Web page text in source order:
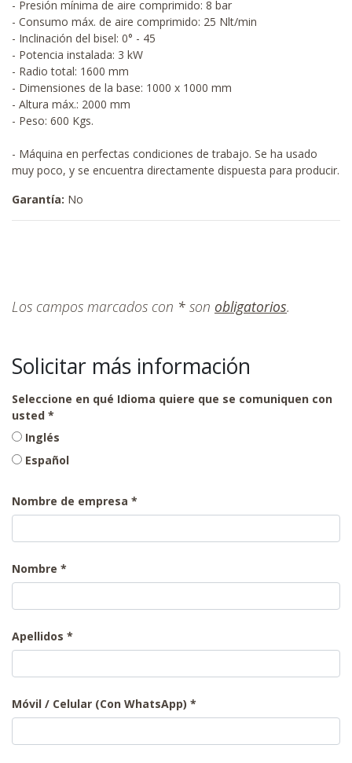
- Presión mínima de aire comprimido: 8 bar
- Consumo máx. de aire comprimido: 25 Nlt/min
- Inclinación del bisel: 0° - 45
- Potencia instalada: 3 kW
- Radio total: 1600 mm
- Dimensiones de la base: 1000 x 1000 mm
- Altura máx.: 2000 mm
- Peso: 600 Kgs.
- Máquina en perfectas condiciones de trabajo. Se ha usado
muy poco, y se encuentra directamente dispuesta para producir.
Garantía: No
Los campos marcados con * son obligatorios.
Solicitar más información
Seleccione en qué Idioma quiere que se comuniquen con
usted
Inglés
Español
Nombre de empresa
Nombre
Apellidos
Móvil / Celular (Con WhatsApp)